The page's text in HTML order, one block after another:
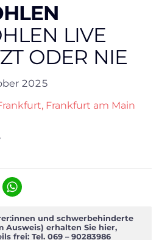
LIVE
ODER NIE
2025
Frankfurt am Main
und schwerbehinderte
Ausweis) erhalten Sie hier,
frei: Tel. 069 – 90283986